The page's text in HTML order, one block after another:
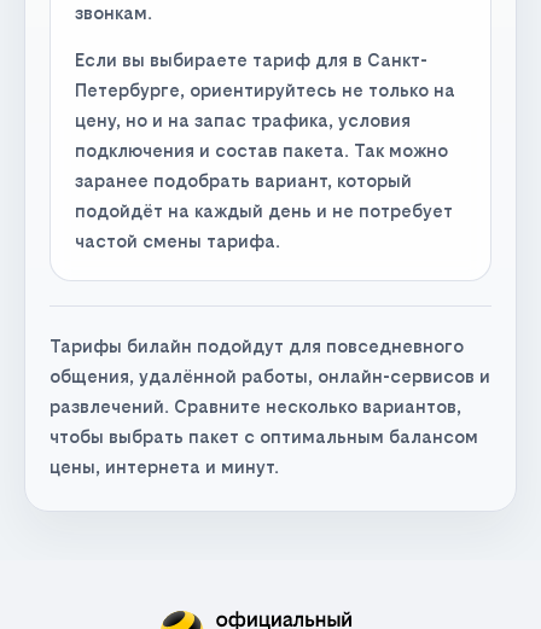
звонкам.
Если вы выбираете тариф для в Санкт-
Петербурге, ориентируйтесь не только на
цену, но и на запас трафика, условия
подключения и состав пакета. Так можно
заранее подобрать вариант, который
подойдёт на каждый день и не потребует
частой смены тарифа.
Тарифы билайн подойдут для повседневного
общения, удалённой работы, онлайн-сервисов и
развлечений. Сравните несколько вариантов,
чтобы выбрать пакет с оптимальным балансом
цены, интернета и минут.